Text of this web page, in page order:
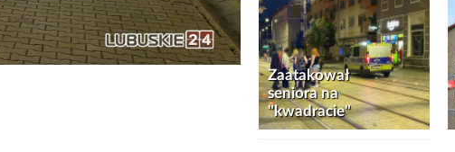
Zaatakował
seniora na
"kwadracie"